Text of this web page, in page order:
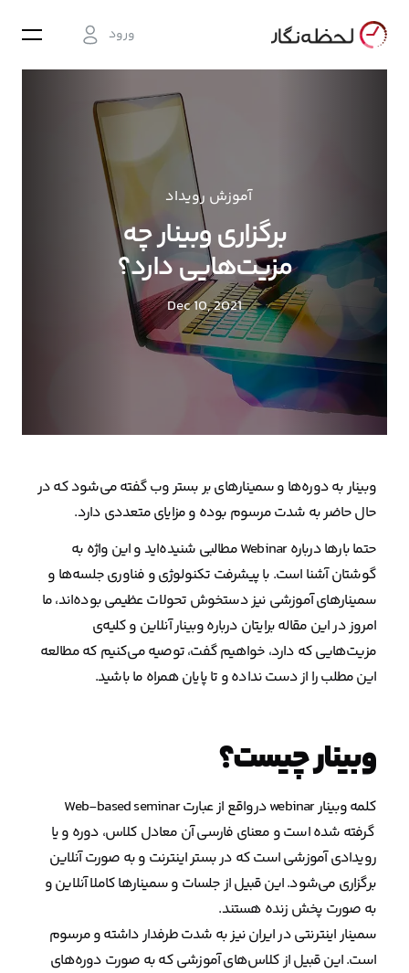
ورود
آموزش رویداد
برگزاری وبینار چه
مزیت‌هایی دارد؟
Dec 10, 2021
وبینار به دوره‌ها و سمینارهای بر بستر وب گفته می‌شود که در
حال حاضر به شدت مرسوم بوده و مزایای متعددی دارد.
حتما بارها درباره Webinar مطالبی شنیده‌اید و این واژه به‌
گوشتان آشنا است. با پیشرفت تکنولوژی و فناوری جلسه‌ها و
سمینارهای آموزشی نیز دستخوش تحولات عظیمی بوده‌اند، ما
امروز در این مقاله برایتان درباره وبینار آنلاین و کلیه‌ی
مزیت‌هایی که دارد، خواهیم گفت، توصیه می‌‌کنیم که مطالعه
این مطلب را از دست نداده و تا پایان همراه ما باشید.
وبینار چیست؟
کلمه وبینار webinar درواقع از عبارت Web-based seminar
گرفته شده است و معنای فارسی آن معادل کلاس، دوره و یا
رویدادی آموزشی است که در بستر اینترنت و به صورت آنلاین
برگزاری می‌شود. این قبیل از جلسات و سمینارها کاملا آنلاین و
به صورت پخش زنده هستند.
سمینار اینترنتی در ایران نیز به شدت طرفدار داشته و مرسوم
است. این قبیل از کلاس‌های آموزشی که به صورت دوره‌های